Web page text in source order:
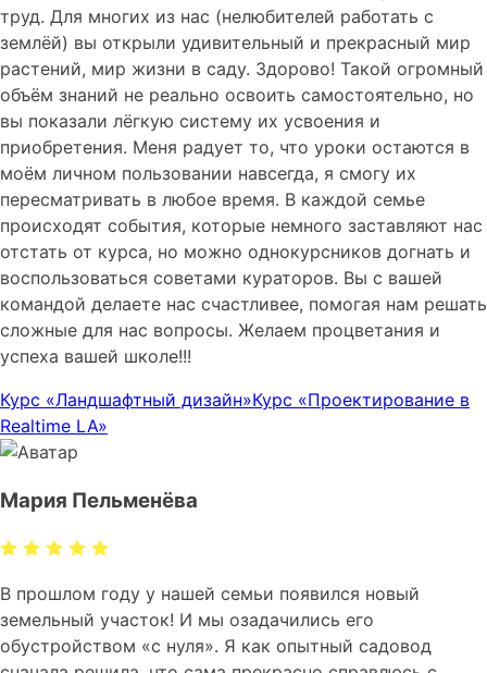
труд. Для многих из нас (нелюбителей работать с
землёй) вы открыли удивительный и прекрасный мир
растений, мир жизни в саду. Здорово! Такой огромный
объём знаний не реально освоить самостоятельно, но
вы показали лёгкую систему их усвоения и
приобретения. Меня радует то, что уроки остаются в
моём личном пользовании навсегда, я смогу их
пересматривать в любое время. В каждой семье
происходят события, которые немного заставляют нас
отстать от курса, но можно однокурсников догнать и
воспользоваться советами кураторов. Вы с вашей
командой делаете нас счастливее, помогая нам решать
сложные для нас вопросы. Желаем процветания и
успеха вашей школе!!!
Курс «Ландшафтный дизайн»Курс «Проектирование в
Realtime LA»
Мария Пельменёва
В прошлом году у нашей семьи появился новый
земельный участок! И мы озадачились его
обустройством «с нуля». Я как опытный садовод